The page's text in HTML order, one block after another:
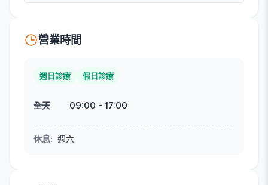
營業時間
週日診療 假日診療
全天 09:00 - 17:00
休息: 週六